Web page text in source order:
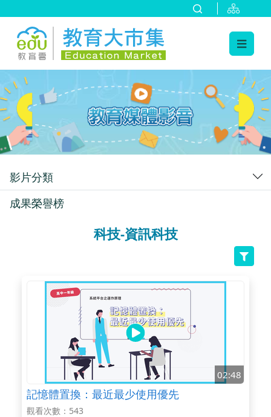
:::
影片分類
成果榮譽榜
科技-資訊科技
02:48
記憶體置換：最近最少使用優先
觀看次數：543